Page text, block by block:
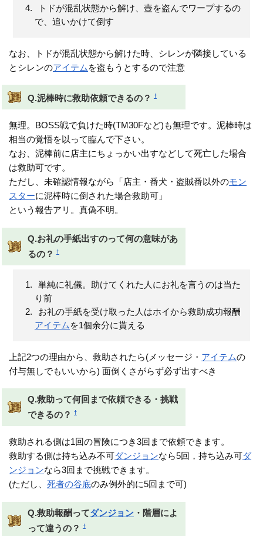
トドが混乱状態から解け、壺を盗んでワープするの
で、追いかけて倒す
なお、トドが混乱状態から解けた時、シレンが隣接している
とシレンのアイテム を盗もうとするので注意
Q.泥棒時に救助依頼できるの？ †
無理。BOSS戦で負けた時(TM30Fなど)も無理です。泥棒時は
相当の覚悟を以って臨んで下さい。
なお、泥棒前に店主にちょっかい出すなどして死亡した場合
は救助可です。
ただし、未確認情報ながら「店主・番犬・盗賊番以外のモン
スターに泥棒時に倒された場合救助可」
という報告アリ。真偽不明。
Q.お礼の手紙出すのって何の意味があ
るの？
†
単純に礼儀。助けてくれた人にお礼を言うのは当た
り前
お礼の手紙を受け取った人はホイから救助成功報酬
アイテム を1個余分に貰える
上記2つの理由から、救助されたら(メッセージ・ アイテムの
付与無しでもいいから) 面倒くさがらず必ず出すべき
Q.救助って何回まで依頼できる・挑戦
できるの？
†
救助される側は1回の冒険につき3回まで依頼できます。
救助する側は持ち込み不可ダンジョンなら5回，持ち込み可ダ
ンジョンなら3回まで挑戦できます。
(ただし、死者の谷底のみ例外的に5回まで可)
Q.救助報酬ってダンジョン・階層によ
って違うの？
†